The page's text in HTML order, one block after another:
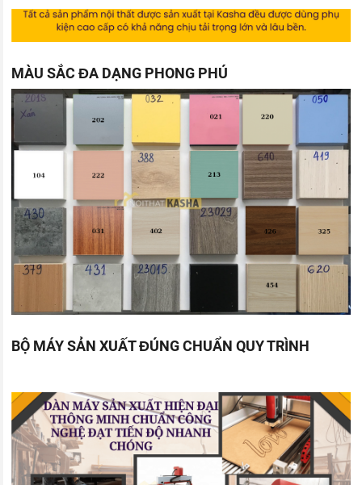
MÀU SẮC ĐA DẠNG PHONG PHÚ
BỘ MÁY SẢN XUẤT ĐÚNG CHUẨN QUY TRÌNH